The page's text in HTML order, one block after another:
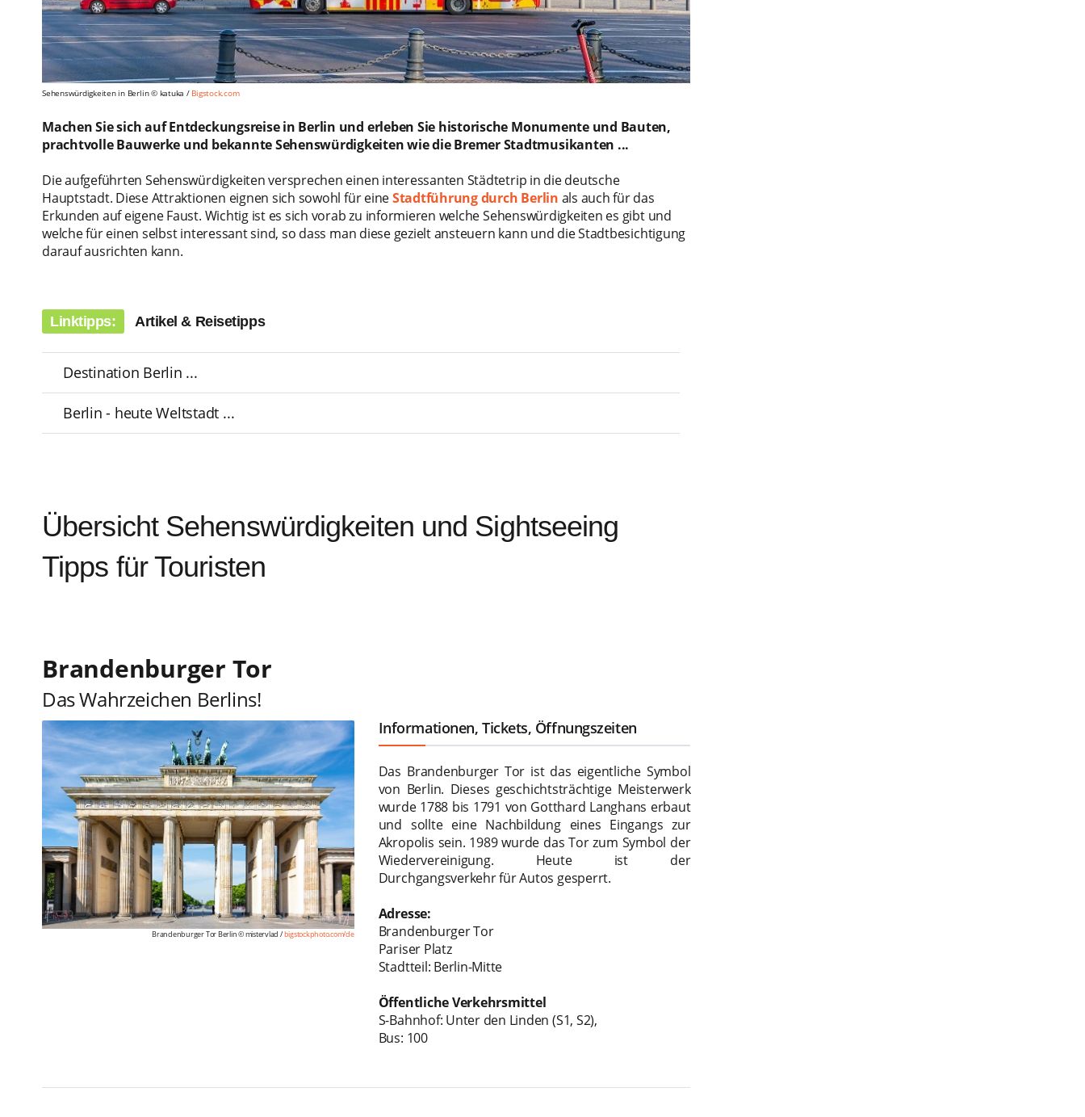
Sehenswürdigkeiten in Berlin © katuka / Bigstock.com
Machen Sie sich auf Entdeckungsreise in Berlin und erleben Sie historische Monumente und Bauten,
prachtvolle Bauwerke und bekannte Sehenswürdigkeiten wie die Bremer Stadtmusikanten ...
Die aufgeführten Sehenswürdigkeiten versprechen einen interessanten Städtetrip in die deutsche
Hauptstadt. Diese Attraktionen eignen sich sowohl für eineStadtführung durch Berlin als auch für das
Erkunden auf eigene Faust. Wichtig ist es sich vorab zu informieren welche Sehenswürdigkeiten es gibt und
welche für einen selbst interessant sind, so dass man diese gezielt ansteuern kann und die Stadtbesichtigung
darauf ausrichten kann.
Linktipps: Artikel & Reisetipps
Destination Berlin ...
Berlin - heute Weltstadt ...
Übersicht Sehenswürdigkeiten und Sightseeing
Tipps für Touristen
Brandenburger Tor
Das Wahrzeichen Berlins!
Brandenburger Tor Berlin © mistervlad /bigstockphoto.com/de
Informationen, Tickets, Öffnungszeiten
Das Brandenburger Tor ist das eigentliche Symbol
von Berlin. Dieses geschichtsträchtige Meisterwerk
wurde 1788 bis 1791 von Gotthard Langhans erbaut
und sollte eine Nachbildung eines Eingangs zur
Akropolis sein. 1989 wurde das Tor zum Symbol der
Wiedervereinigung. Heute ist der
Durchgangsverkehr für Autos gesperrt.
Adresse:
Brandenburger Tor
Pariser Platz
Stadtteil: Berlin-Mitte
Öffentliche Verkehrsmittel
S-Bahnhof: Unter den Linden (S1, S2),
Bus: 100